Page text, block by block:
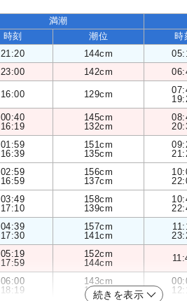
満潮
時刻 潮位 時
21:20 144cm
23:00 142cm
16:00 129cm
00:40
16:19
145cm
132cm
01:59
16:39
151cm
135cm
02:59
16:59
156cm
137cm
03:49
17:10
158cm
139cm
04:39
17:30
157cm
141cm
05:19
17:59
152cm
144cm
06:00
18:19
143cm
146cm
続きを表示